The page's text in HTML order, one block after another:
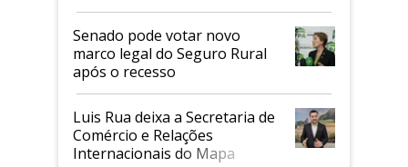
Senado pode votar novo
marco legal do Seguro Rural
após o recesso
Luis Rua deixa a Secretaria de
Comércio e Relações
Internacionais do Mapa